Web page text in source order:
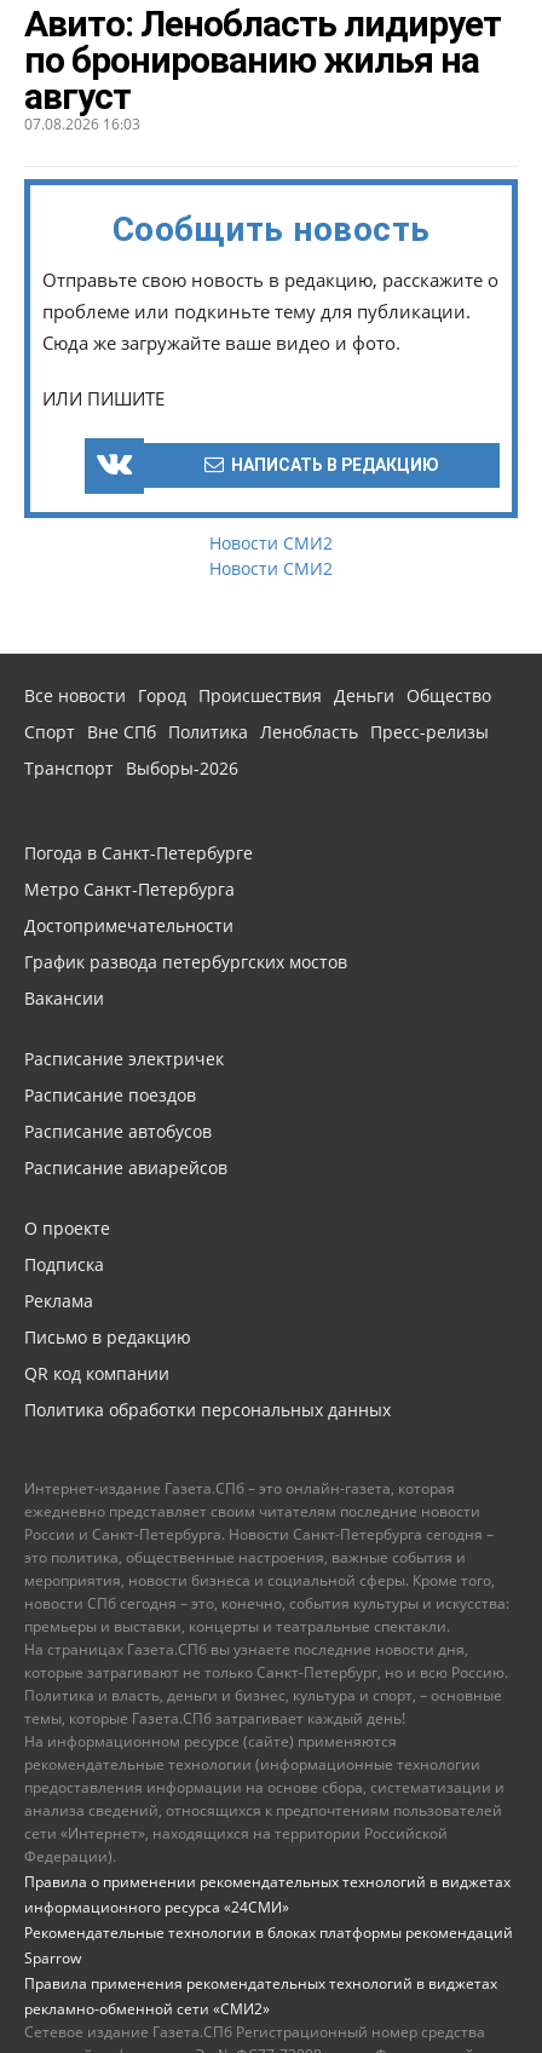
Авито: Ленобласть лидирует
по бронированию жилья на
август
07.08.2026 16:03
Сообщить новость
Отправьте свою новость в редакцию, расскажите о
проблеме или подкиньте тему для публикации.
Сюда же загружайте ваше видео и фото.
ИЛИ ПИШИТЕ
НАПИСАТЬ В РЕДАКЦИЮ
Новости СМИ2
Новости СМИ2
Все новости Город Происшествия Деньги
Общество
Спорт Вне СПб Политика Ленобласть Пресс-релизы
Транспорт Выборы-2026
Погода в Санкт-Петербурге
Метро Санкт-Петербурга
Достопримечательности
График развода петербургских мостов
Вакансии
Расписание электричек
Расписание поездов
Расписание автобусов
Расписание авиарейсов
О проекте
Подписка
Реклама
Письмо в редакцию
QR код компании
Политика обработки персональных данных
Интернет-издание Газета.СПб – это онлайн-газета, которая
ежедневно представляет своим читателям последние новости
России и Санкт-Петербурга. Новости Санкт-Петербурга сегодня –
это политика, общественные настроения, важные события и
мероприятия, новости бизнеса и социальной сферы. Кроме того,
новости СПб сегодня – это, конечно, события культуры и искусства:
премьеры и выставки, концерты и театральные спектакли.
На страницах Газета.СПб вы узнаете последние новости дня,
которые затрагивают не только Санкт-Петербург, но и всю Россию.
Политика и власть, деньги и бизнес, культура и спорт, – основные
темы, которые Газета.СПб затрагивает каждый день!
На информационном ресурсе (сайте) применяются
рекомендательные технологии (информационные технологии
предоставления информации на основе сбора, систематизации и
анализа сведений, относящихся к предпочтениям пользователей
сети «Интернет», находящихся на территории Российской
Федерации).
Правила о применении рекомендательных технологий в виджетах
информационного ресурса «24СМИ»
Рекомендательные технологии в блоках платформы рекомендаций
Sparrow
Правила применения рекомендательных технологий в виджетах
рекламно-обменной сети «СМИ2»
Сетевое издание Газета.СПб Регистрационный номер средства